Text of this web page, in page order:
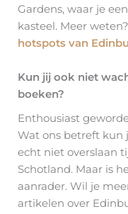
Gardens, waar je
kasteel. Meer
hotspots van
Kun jij ook niet
boeken?
Enthousiast
Wat ons betreft kun
echt niet overslaan
Schotland. Maar is
aanrader. Wil je
artikelen over